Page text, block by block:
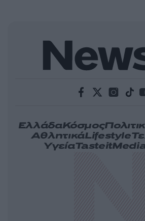
ΕλλάδαΚόσμος
ΑθλητικάLifestyle
ΥγείαTasteit